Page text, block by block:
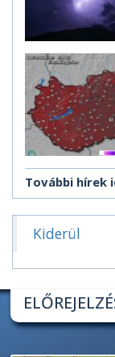
További hírek
Kiderül